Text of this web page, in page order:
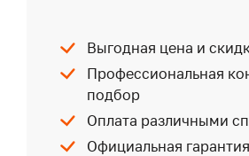
Выгодная цена и
Профессиональная
подбор
Оплата различными
Официальная